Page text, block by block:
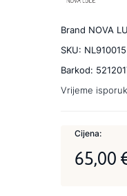
Brand NOVA
SKU:
Barkod:
Vrijeme
Cijena:
65,00